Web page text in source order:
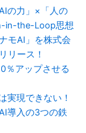
の力」×「人の
in-the-Loop思想
モAI」を株式会
リース！
％アップさせる
実現できない！
導入の3つの鉄